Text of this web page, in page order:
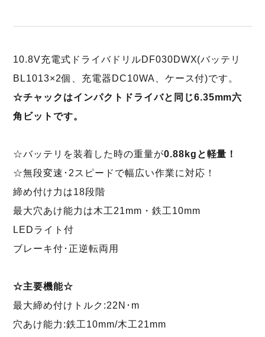
10.8V充電式ドライバドリルDF030DWX(バッテリ
BL1013×2個、充電器DC10WA、ケース付)です。
☆チャックはインパクトドライバと同じ6.35mm六
角ビットです。
☆バッテリを装着した時の重量が0.88kgと軽量！
☆無段変速･2スピードで幅広い作業に対応！
締め付け力は18段階
最大穴あけ能力は木工21mm・鉄工10mm
LEDライト付
ブレーキ付･正逆転両用
☆主要機能☆
最大締め付けトルク:22N･m
穴あけ能力:鉄工10mm/木工21mm